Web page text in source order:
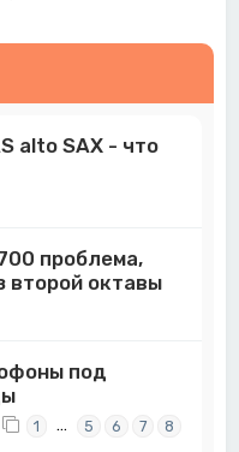
alto SAX - что
проблема,
второй октавы
под
1 … 5 6 7 8